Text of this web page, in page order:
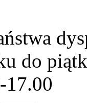
do
17.00